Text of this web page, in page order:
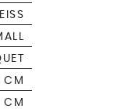
CM
CM